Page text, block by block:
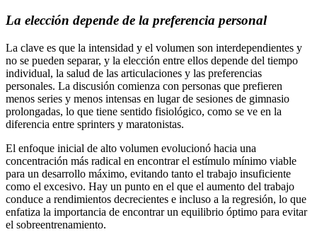
La elección depende de la preferencia personal
La clave es que la intensidad y el volumen son interdependientes y
no se pueden separar, y la elección entre ellos depende del tiempo
individual, la salud de las articulaciones y las preferencias
personales. La discusión comienza con personas que prefieren
menos series y menos intensas en lugar de sesiones de gimnasio
prolongadas, lo que tiene sentido fisiológico, como se ve en la
diferencia entre sprinters y maratonistas.
El enfoque inicial de alto volumen evolucionó hacia una
concentración más radical en encontrar el estímulo mínimo viable
para un desarrollo máximo, evitando tanto el trabajo insuficiente
como el excesivo. Hay un punto en el que el aumento del trabajo
conduce a rendimientos decrecientes e incluso a la regresión, lo que
enfatiza la importancia de encontrar un equilibrio óptimo para evitar
el sobreentrenamiento.